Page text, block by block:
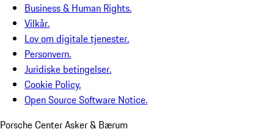
Business & Human Rights.
Vilkår.
Lov om digitale tjenester.
Personvern.
Juridiske betingelser.
Cookie Policy.
Open Source Software Notice.
Porsche Center Asker & Bærum